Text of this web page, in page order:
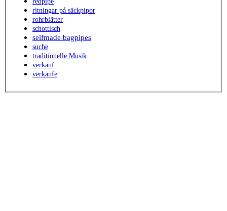
ritningar på säckpipor
rohrblätter
schottisch
selfmade bagpipes
suche
traditionelle Musik
verkauf
verkaufe